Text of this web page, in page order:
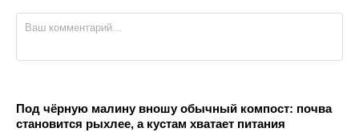
Под чёрную малину вношу обычный компост: почва
становится рыхлее, а кустам хватает питания